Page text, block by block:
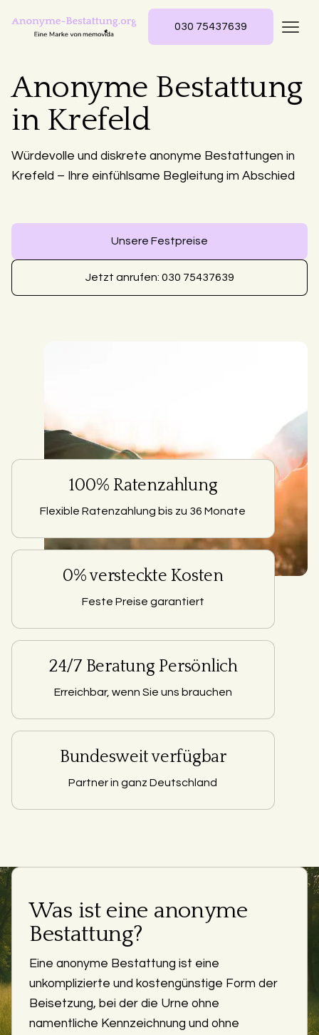
030 75437639
Anonyme Bestattung
in Krefeld
Würdevolle und diskrete anonyme Bestattungen in
Krefeld – Ihre einfühlsame Begleitung im Abschied
Unsere Festpreise
Jetzt anrufen: 030 75437639
100% Ratenzahlung
Flexible Ratenzahlung bis zu 36 Monate
0% versteckte Kosten
Feste Preise garantiert
24/7 Beratung Persönlich
Erreichbar, wenn Sie uns brauchen
Bundesweit verfügbar
Partner in ganz Deutschland
Was ist eine anonyme
Bestattung?
Eine anonyme Bestattung ist eine
unkomplizierte und kostengünstige Form der
Beisetzung, bei der die Urne ohne
namentliche Kennzeichnung und ohne